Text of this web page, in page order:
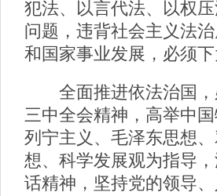
犯法、以言代法、以权
问题，违背社会主义法
和国家事业发展，必须
全面推进依法治国，
三中全会精神，高举中
列宁主义、毛泽东思想
想、科学发展观为指导
话精神，坚持党的领导